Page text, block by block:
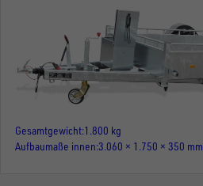
Gesamtgewicht 1.800 kg
Aufbaumaße innen 3.060 × 1.750 × 350 mm